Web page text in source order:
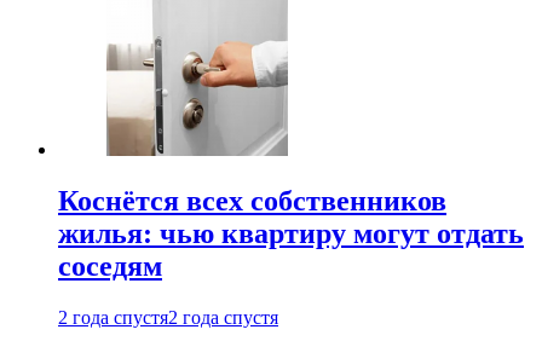
Коснётся всех собственников
жилья: чью квартиру могут отдать
соседям
2 года спустя2 года спустя